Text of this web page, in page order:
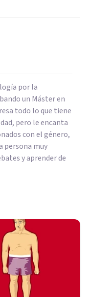
por la
un Máster en
todo lo que tiene
pero le encanta
con el género,
persona muy
y aprender de